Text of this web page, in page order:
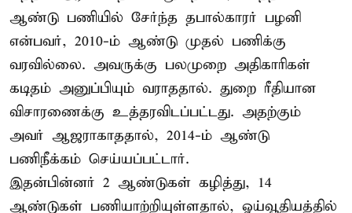
ஆண்டு பணியில் சேர்ந்த தபால்காரர் பழனி
என்பவர், 2010-ம் ஆண்டு முதல் பணிக்கு
வரவில்லை. அவருக்கு பலமுறை அதிகாரிகள்
கடிதம் அனுப்பியும் வராததால். துறை ரீதியான
விசாரணைக்கு உத்தரவிடப்பட்டது. அதற்கும்
அவர் ஆஜராகாததால், 2014-ம் ஆண்டு
பணிநீக்கம் செய்யப்பட்டார்.
இதன்பின்னர் 2 ஆண்டுகள் கழித்து, 14
ஆண்டுகள் பணியாற்றியுள்ளதால், ஓய்வூதியத்தில்